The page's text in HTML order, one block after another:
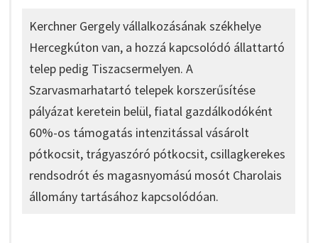
Kerchner Gergely vállalkozásának székhelye
Hercegkúton van, a hozzá kapcsolódó állattartó
telep pedig Tiszacsermelyen. A
Szarvasmarhatartó telepek korszerűsítése
pályázat keretein belül, fiatal gazdálkodóként
60%-os támogatás intenzitással vásárolt
pótkocsit, trágyaszóró pótkocsit, csillagkerekes
rendsodrót és magasnyomású mosót Charolais
állomány tartásához kapcsolódóan.